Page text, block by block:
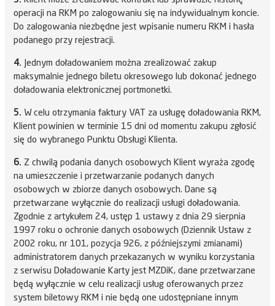
operacji na RKM po zalogowaniu się na indywidualnym koncie.
Do zalogowania niezbędne jest wpisanie numeru RKM i hasła
podanego przy rejestracji.
4. Jednym doładowaniem można zrealizować zakup
maksymalnie jednego biletu okresowego lub dokonać jednego
doładowania elektronicznej portmonetki.
5. W celu otrzymania faktury VAT za usługę doładowania RKM,
Klient powinien w terminie 15 dni od momentu zakupu zgłosić
się do wybranego Punktu Obsługi Klienta.
6. Z chwilą podania danych osobowych Klient wyraża zgodę
na umieszczenie i przetwarzanie podanych danych
osobowych w zbiorze danych osobowych. Dane są
przetwarzane wyłącznie do realizacji usługi doładowania.
Zgodnie z artykułem 24, ustęp 1 ustawy z dnia 29 sierpnia
1997 roku o ochronie danych osobowych (Dziennik Ustaw z
2002 roku, nr 101, pozycja 926, z późniejszymi zmianami)
administratorem danych przekazanych w wyniku korzystania
z serwisu Doładowanie Karty jest MZDiK, dane przetwarzane
będą wyłącznie w celu realizacji usług oferowanych przez
system biletowy RKM i nie będą one udostępniane innym